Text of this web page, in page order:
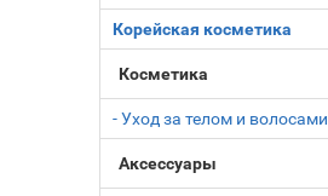
Корейская косметика
Косметика
- Уход за телом и волосами
Аксессуары